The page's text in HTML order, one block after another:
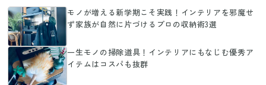
モノが増える新学期こそ実践！インテリアを邪魔せ
ず家族が自然に片づけるプロの収納術3選
一生モノの掃除道具！インテリアにもなじむ優秀ア
イテムはコスパも抜群